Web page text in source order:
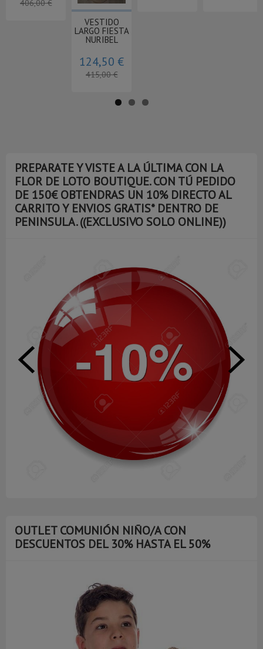
PREPARATE Y VISTE A LA ÚLTIMA CON LA
FLOR DE LOTO BOUTIQUE. CON TÚ PEDIDO
DE 150€ OBTENDRAS UN 10% DIRECTO AL
CARRITO Y ENVIOS GRATIS* DENTRO DE
PENINSULA. ((EXCLUSIVO SOLO ONLINE))
OUTLET COMUNIÓN NIÑO/A CON
DESCUENTOS DEL 30% HASTA EL 50%